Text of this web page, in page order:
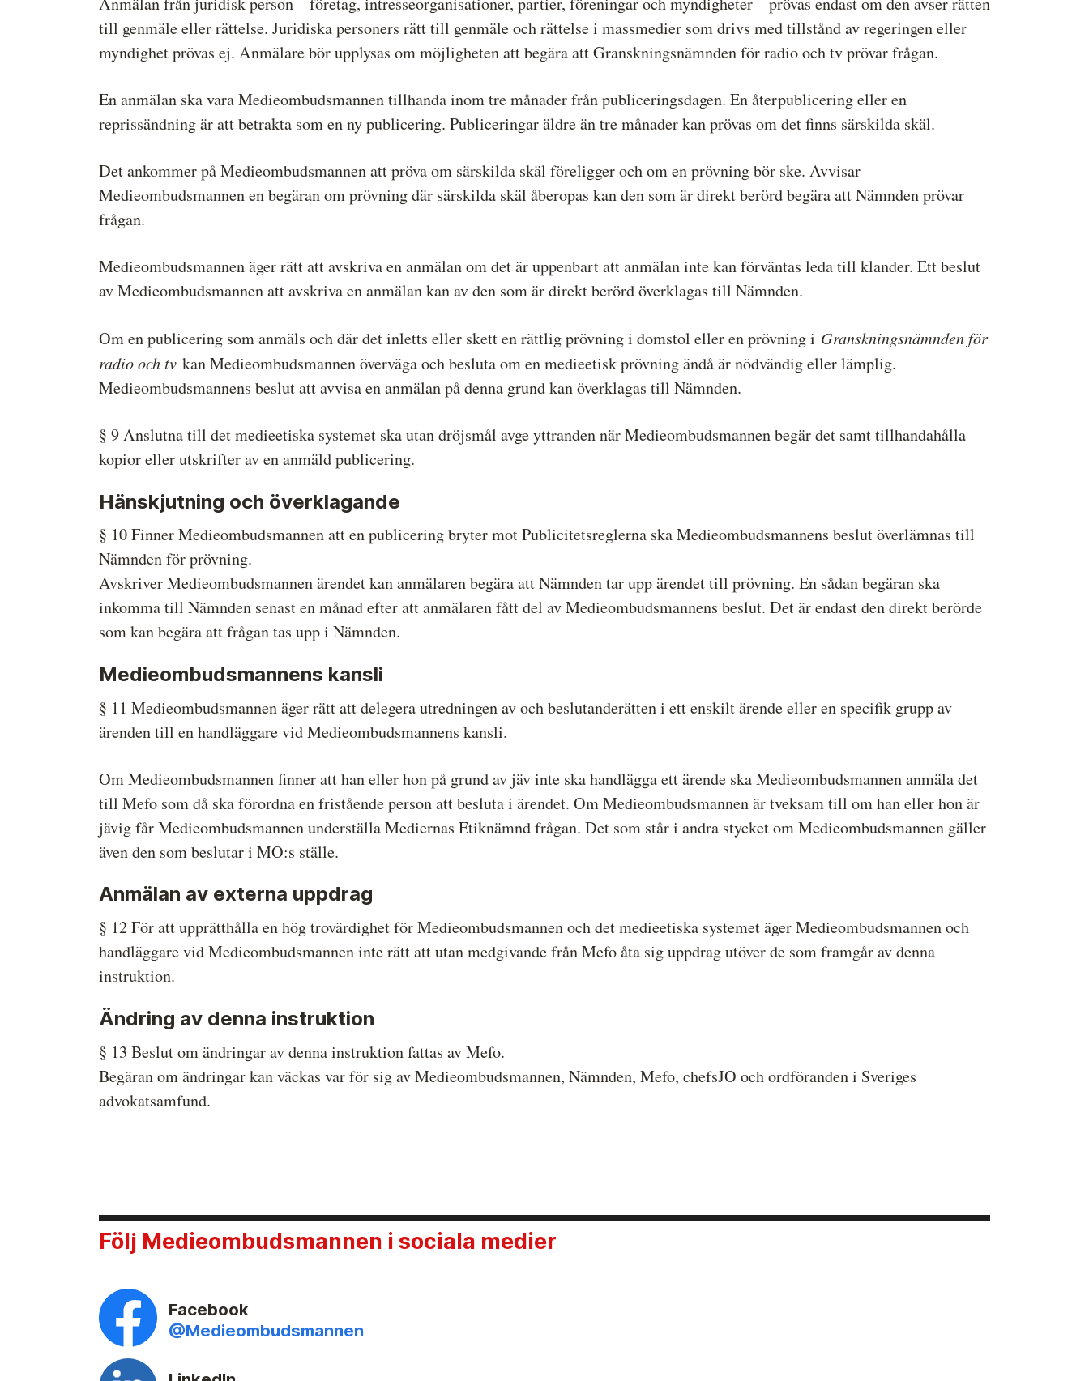
till genmäle eller rättelse. Juridiska personers rätt till genmäle och rättelse i massmedier som drivs med tillstånd av regeringen eller
myndighet prövas ej. Anmälare bör upplysas om möjligheten att begära att Granskningsnämnden för radio och tv prövar frågan.
En anmälan ska vara Medieombudsmannen tillhanda inom tre månader från publiceringsdagen. En återpublicering eller en
reprissändning är att betrakta som en ny publicering. Publiceringar äldre än tre månader kan prövas om det finns särskilda skäl.
Det ankommer på Medieombudsmannen att pröva om särskilda skäl föreligger och om en prövning bör ske. Avvisar
Medieombudsmannen en begäran om prövning där särskilda skäl åberopas kan den som är direkt berörd begära att Nämnden prövar
frågan.
Medieombudsmannen äger rätt att avskriva en anmälan om det är uppenbart att anmälan inte kan förväntas leda till klander. Ett beslut
av Medieombudsmannen att avskriva en anmälan kan av den som är direkt berörd överklagas till Nämnden.
Om en publicering som anmäls och där det inletts eller skett en rättlig prövning i domstol eller en prövning i Granskningsnämnden för
radio och tv kan Medieombudsmannen överväga och besluta om en medieetisk prövning ändå är nödvändig eller lämplig.
Medieombudsmannens beslut att avvisa en anmälan på denna grund kan överklagas till Nämnden.
§ 9 Anslutna till det medieetiska systemet ska utan dröjsmål avge yttranden när Medieombudsmannen begär det samt tillhandahålla
kopior eller utskrifter av en anmäld publicering.
Hänskjutning och överklagande
§ 10 Finner Medieombudsmannen att en publicering bryter mot Publicitetsreglerna ska Medieombudsmannens beslut överlämnas till
Nämnden för prövning.
Avskriver Medieombudsmannen ärendet kan anmälaren begära att Nämnden tar upp ärendet till prövning. En sådan begäran ska
inkomma till Nämnden senast en månad efter att anmälaren fått del av Medieombudsmannens beslut. Det är endast den direkt berörde
som kan begära att frågan tas upp i Nämnden.
Medieombudsmannens kansli
§ 11 Medieombudsmannen äger rätt att delegera utredningen av och beslutanderätten i ett enskilt ärende eller en specifik grupp av
ärenden till en handläggare vid Medieombudsmannens kansli.
Om Medieombudsmannen finner att han eller hon på grund av jäv inte ska handlägga ett ärende ska Medieombudsmannen anmäla det
till Mefo som då ska förordna en fristående person att besluta i ärendet. Om Medieombudsmannen är tveksam till om han eller hon är
jävig får Medieombudsmannen underställa Mediernas Etiknämnd frågan. Det som står i andra stycket om Medieombudsmannen gäller
även den som beslutar i MO:s ställe.
Anmälan av externa uppdrag
§ 12 För att upprätthålla en hög trovärdighet för Medieombudsmannen och det medieetiska systemet äger Medieombudsmannen och
handläggare vid Medieombudsmannen inte rätt att utan medgivande från Mefo åta sig uppdrag utöver de som framgår av denna
instruktion.
Ändring av denna instruktion
§ 13 Beslut om ändringar av denna instruktion fattas av Mefo.
Begäran om ändringar kan väckas var för sig av Medieombudsmannen, Nämnden, Mefo, chefsJO och ordföranden i Sveriges
advokatsamfund.
Följ Medieombudsmannen i sociala medier
Facebook
@Medieombudsmannen